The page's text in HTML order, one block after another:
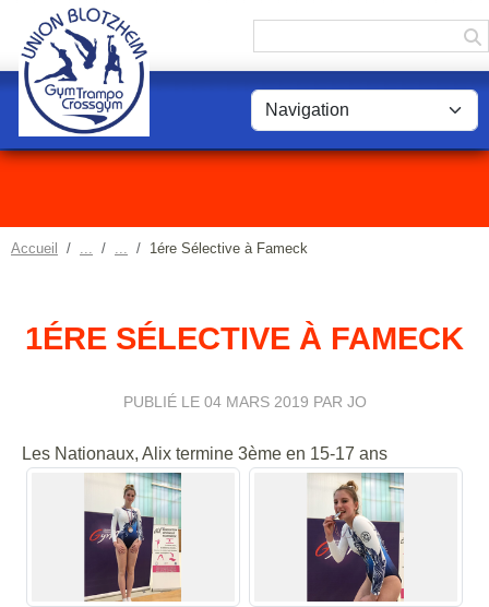
Accueil 1ére Sélective à Fameck
1ÉRE SÉLECTIVE À FAMECK
PUBLIÉ LE 04 MARS 2019 PAR JO
Les Nationaux, Alix termine 3ème en 15-17 ans
Panneau de gestion des cookies